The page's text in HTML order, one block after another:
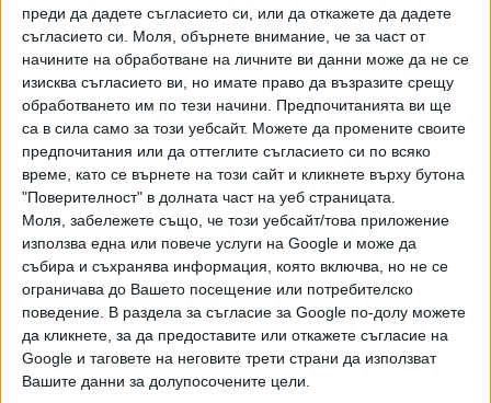
преди да дадете съгласието си, или да откажете да дадете
съгласието си.
Моля, обърнете внимание, че за част от
начините на обработване на личните ви данни може да не се
изисква съгласието ви, но имате право да възразите срещу
обработването им по тези начини. Предпочитанията ви ще
са в сила само за този уебсайт. Можете да промените своите
предпочитания или да оттеглите съгласието си по всяко
време, като се върнете на този сайт и кликнете върху бутона
"Поверителност" в долната част на уеб страницата.
Моля, забележете също, че този уебсайт/това приложение
използва една или повече услуги на Google и може да
събира и съхранява информация, която включва, но не се
ограничава до Вашето посещение или потребителско
поведение. В раздела за съгласие за Google по-долу можете
да кликнете, за да предоставите или откажете съгласие на
Google и таговете на неговите трети страни да използват
Вашите данни за долупосочените цели.
— Iran in Mumbai (@IRANinMumbai) 7 юни 2026
г.
Междувременно държавната израелска телевизионна и
радиокомпания „Kan“, позовавайки се на правителствени
източници, съобщава, че Израел възнамерява да
отвърне на ракетния обстрел от страна на Иран.
Израелският министър на националната сигурност Бен-
Гвир веднага заяви: „Тази нощ Техеран трябва да
изгори“.
Иран, Ирак и Катар затвориха въздушното си
пространство.
Американският президент Доналд Тръмп заяви в